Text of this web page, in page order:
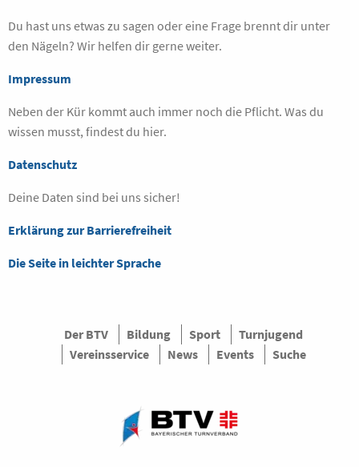
Du hast uns etwas zu sagen oder eine Frage brennt dir unter
den Nägeln? Wir helfen dir gerne weiter.
Impressum
Neben der Kür kommt auch immer noch die Pflicht. Was du
wissen musst, findest du hier.
Datenschutz
Deine Daten sind bei uns sicher!
Erklärung zur Barrierefreiheit
Die Seite in leichter Sprache
Der BTV Bildung Sport
Turnjugend
Vereinsservice
News Events Suche